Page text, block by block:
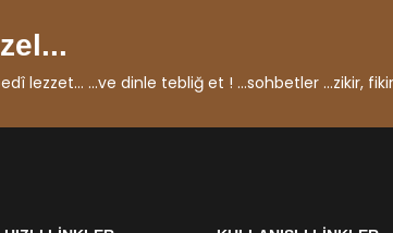
lezzet... ...ve dinle tebliğ et ! ...sohbetler ...zikir,